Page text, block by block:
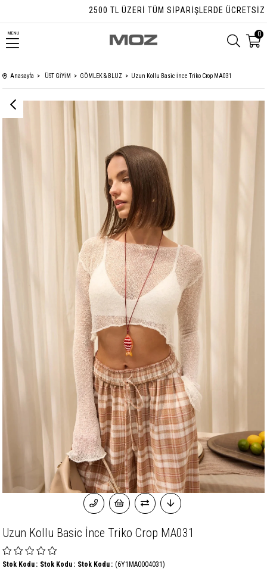
2500 TL ÜZERI TÜM SIPARIŞLERDE ÜCRETSIZ
MENU 0
Anasayfa ÜST GİYİM GÖMLEK & BLUZ Uzun Kollu Basic İnce Triko Crop MA031
Uzun Kollu Basic İnce Triko Crop MA031
(6Y1MA0004031)
Stok Kodu Stok Kodu Stok Kodu